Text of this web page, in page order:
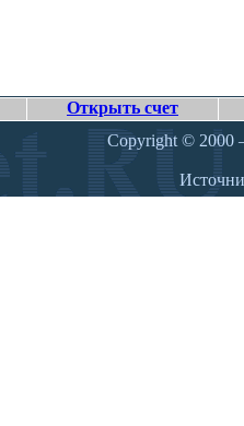
Открыть счет
Copyright © 2000